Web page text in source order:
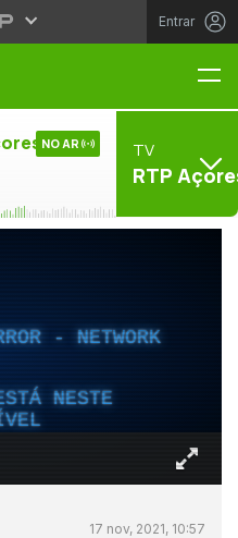
Entrar
NO AR TV
RTP
- NETWORK
NESTE
17 nov, 2021, 10:57